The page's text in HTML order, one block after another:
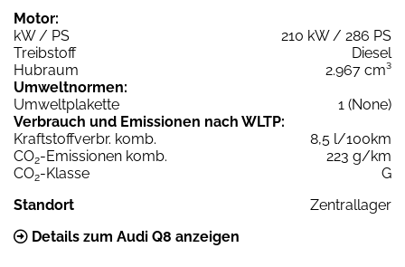
Motor:
kW / PS
210 kW / 286 PS
Treibstoff
Diesel
Hubraum
2.967 cm³
Umweltnormen:
Umweltplakette
1 (None)
Verbrauch und Emissionen nach WLTP:
Kraftstoffverbr. komb.
8,5 l/100km
CO2-Emissionen komb.
223 g/km
CO2-Klasse
G
Standort
Zentrallager
Details zum Audi Q8 anzeigen